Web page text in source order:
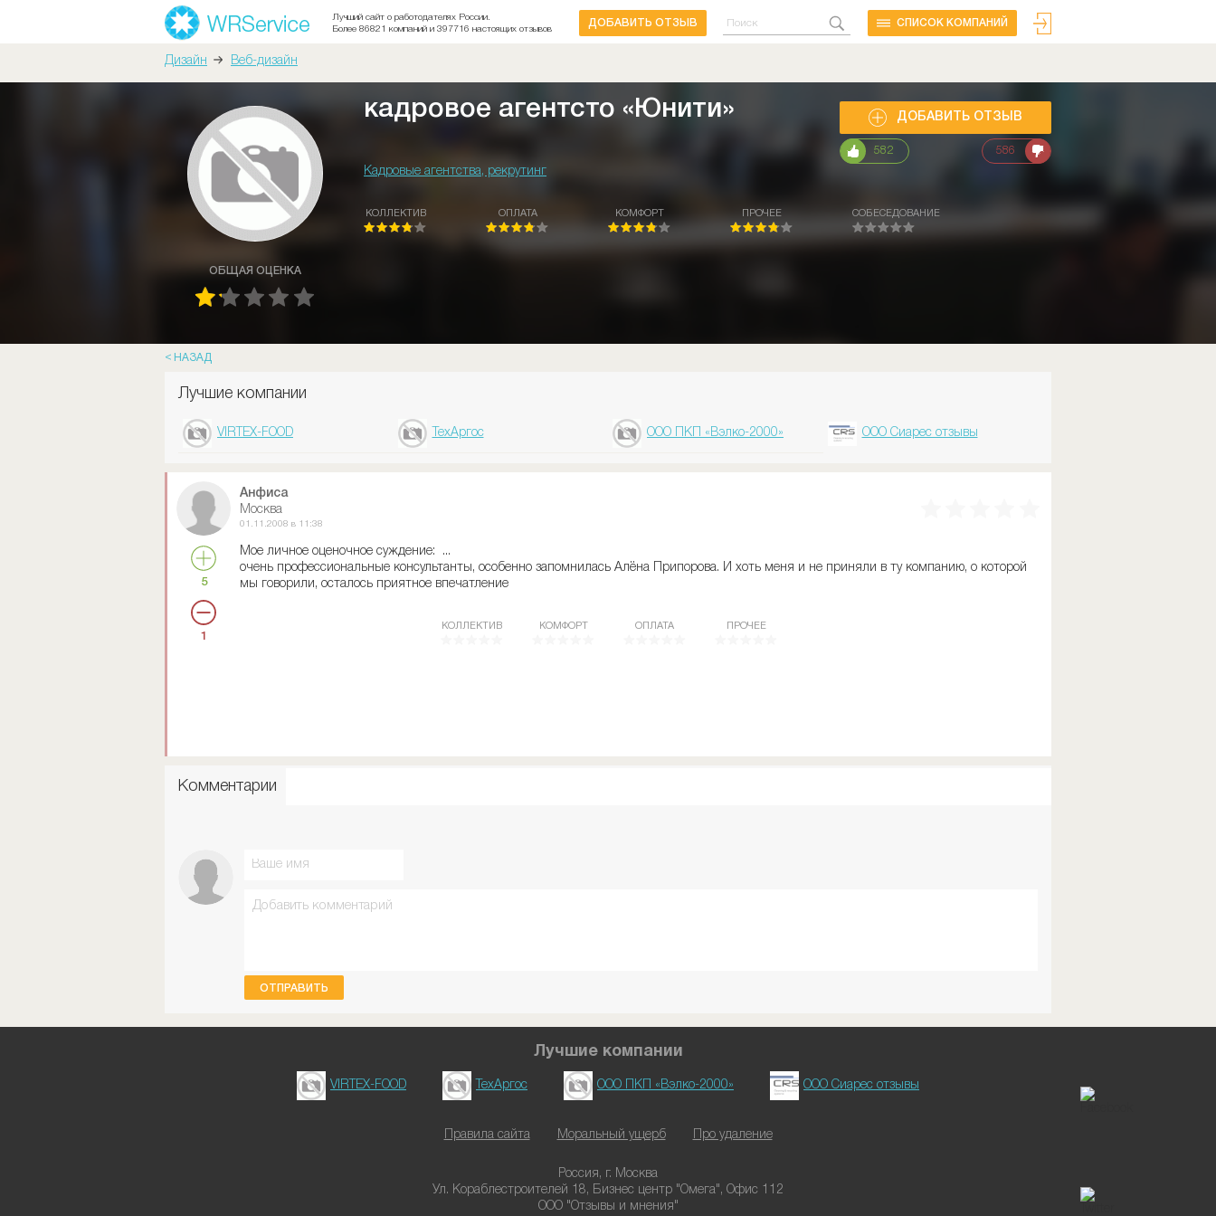
Лучший сайт о работодателях России.
Более 86821 компаний и 397716 настоящих отзывов
ДОБАВИТЬ ОТЗЫВ CПИСОК КОМПАНИЙ
Дизайн Веб-дизайн
ОБЩАЯ ОЦЕНКА
кадровое агентсто «Юнити»
Кадровые агентства, рекрутинг
ДОБАВИТЬ ОТЗЫВ
582 586
КОЛЛЕКТИВ ОПЛАТА КОМФОРТ ПРОЧЕЕ СОБЕСЕДОВАНИЕ
НАЗАД
Лучшие компании
VIRTEX-FOOD ТехАргос ООО ПКП «Вэлко-2000» ООО Сиарес отзывы
5
1
Анфиса
Москва
01.11.2008 в 11:38
Мое личное оценочное суждение: ...
очень профессиональные консультанты, особенно запомнилась Алёна Припорова. И хоть меня и не приняли в ту компанию, о которой
мы говорили, осталось приятное впечатление
КОЛЛЕКТИВ КОМФОРТ ОПЛАТА ПРОЧЕЕ
Комментарии
ОТПРАВИТЬ
Лучшие компании
VIRTEX-FOOD ТехАргос ООО ПКП «Вэлко-2000» ООО Сиарес отзывы
Правила сайта Моральный ущерб Про удаление
Россия, г. Москва
Ул. Кораблестроителей 18, Бизнес центр "Омега", Офис 112
ООО "Отзывы и мнения"